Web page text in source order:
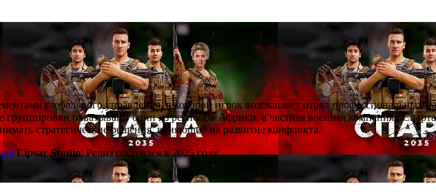
глобального управления, в которой игрок возглавляет отряд профессиональных
охватывают один из регионов Африки, а частная военная компания
стратегические решения, влияющие на развитие конфликта.
Lipsar Studio. Релиз состоялся в 2025 году.